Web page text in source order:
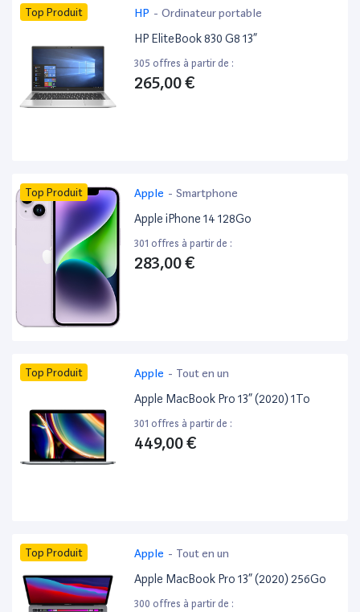
Top Produit HP - Ordinateur portable
HP EliteBook 830 G8 13”
305 offres à partir de :
265,00 €
Top Produit Apple - Smartphone
Apple iPhone 14 128Go
301 offres à partir de :
283,00 €
Top Produit Apple - Tout en un
Apple MacBook Pro 13” (2020) 1To
301 offres à partir de :
449,00 €
Top Produit Apple - Tout en un
Apple MacBook Pro 13” (2020) 256Go
300 offres à partir de :